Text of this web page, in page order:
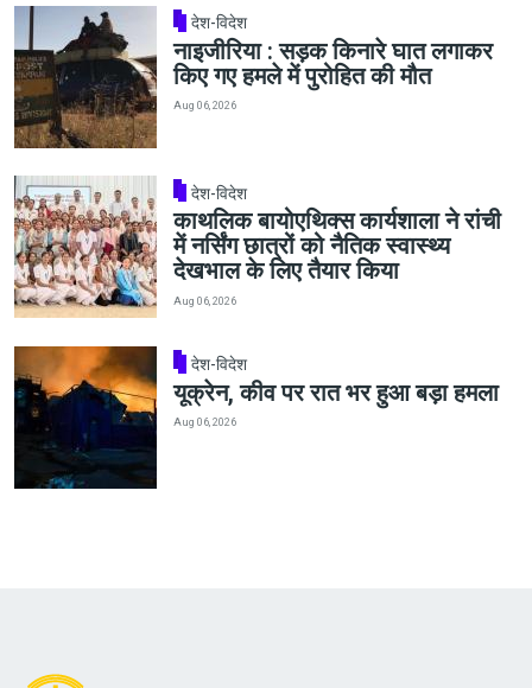
देश-विदेश
नाइजीरिया : सड़क किनारे घात लगाकर
किए गए हमले में पुरोहित की मौत
Aug 06, 2026
देश-विदेश
काथलिक बायोएथिक्स कार्यशाला ने रांची
में नर्सिंग छात्रों को नैतिक स्वास्थ्य
देखभाल के लिए तैयार किया
Aug 06, 2026
देश-विदेश
यूक्रेन, कीव पर रात भर हुआ बड़ा हमला
Aug 06, 2026